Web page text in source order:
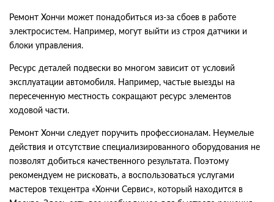
Ремонт Хончи может понадобиться из-за сбоев в работе
электросистем. Например, могут выйти из строя датчики и
блоки управления.
Ресурс деталей подвески во многом зависит от условий
эксплуатации автомобиля. Например, частые выезды на
пересеченную местность сокращают ресурс элементов
ходовой части.
Ремонт Хончи следует поручить профессионалам. Неумелые
действия и отсутствие специализированного оборудования не
позволят добиться качественного результата. Поэтому
рекомендуем не рисковать, а воспользоваться услугами
мастеров техцентра «Хончи Сервис», который находится в